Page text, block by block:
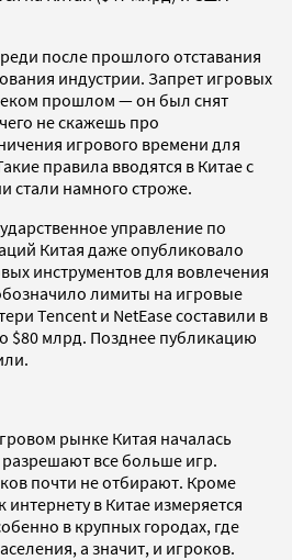
после прошлого отставания
индустрии. Запрет игровых
прошлом — он был снят
не скажешь про
игрового времени для
правила вводятся в Китае с
стали намного строже.
управление по
Китая даже опубликовало
инструментов для вовлечения
лимиты на игровые
Tencent и NetEase составили в
$80 млрд. Позднее публикацию
рынке Китая началась
разрешают все больше игр.
почти не отбирают. Кроме
интернету в Китае измеряется
в крупных городах, где
а значит, и игроков.